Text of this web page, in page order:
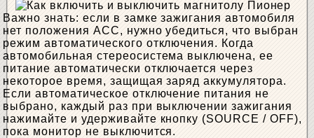
Важно знать: если в замке зажигания автомобиля
нет положения АСС, нужно убедиться, что выбран
режим автоматического отключения. Когда
автомобильная стереосистема выключена, ее
питание автоматически отключается через
некоторое время, защищая заряд аккумулятора.
Если автоматическое отключение питания не
выбрано, каждый раз при выключении зажигания
нажимайте и удерживайте кнопку (SOURCE / OFF),
пока монитор не выключится.